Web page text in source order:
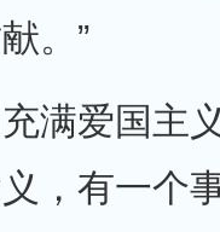
。”
满爱国主
，有一个